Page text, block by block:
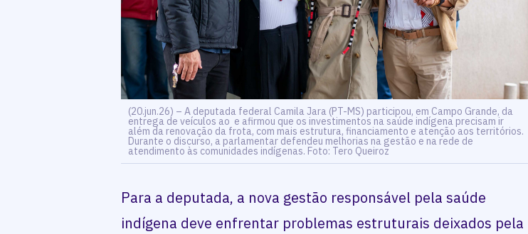
(20.jun.26) – A deputada federal Camila Jara (PT-MS) participou, em Campo Grande, da
entrega de veículos ao e afirmou que os investimentos na saúde indígena precisam ir
além da renovação da frota, com mais estrutura, financiamento e atenção aos territórios.
Durante o discurso, a parlamentar defendeu melhorias na gestão e na rede de
atendimento às comunidades indígenas. Foto: Tero Queiroz
Para a deputada, a nova gestão responsável pela saúde
indígena deve enfrentar problemas estruturais deixados pela